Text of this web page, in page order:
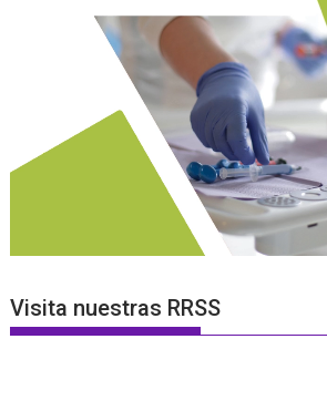
Visita nuestras RRSS